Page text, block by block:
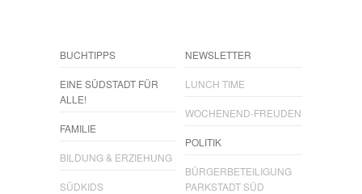
BUCHTIPPS
EINE SÜDSTADT FÜR
ALLE!
FAMILIE
BILDUNG & ERZIEHUNG
SÜDKIDS
NEWSLETTER
LUNCH TIME
WOCHENEND-FREUDEN
POLITIK
BÜRGERBETEILIGUNG
PARKSTADT SÜD